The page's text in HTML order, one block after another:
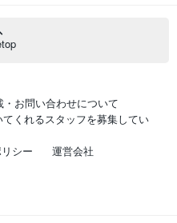
・お問い合わせについて
くれるスタッフを募集してい
シー 運営会社